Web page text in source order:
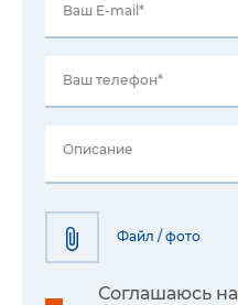
Ваш E-mail*
Ваш телефон*
Описание
Файл / фото
Соглашаюсь на